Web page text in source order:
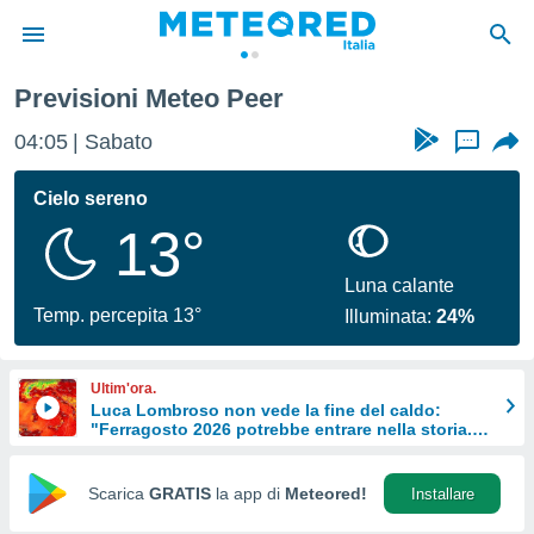
di
per
le
di
Web
Previsioni Meteo Peer
04:05 Sabato ...
Cielo sereno
13°
Temp. percepita 13°
Luna calante
Illuminata:24%
Ultim'ora.
Luca Lombroso non vede la fine del caldo:
"Ferragosto 2026 potrebbe entrare nella storia.
Scarica GRATIS la app di Meteored! Installare